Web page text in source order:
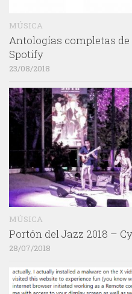
MÚSICA
Antologías completas
Spotify
23/08/2018
MÚSICA
Portón del Jazz 2018 –
28/07/2018